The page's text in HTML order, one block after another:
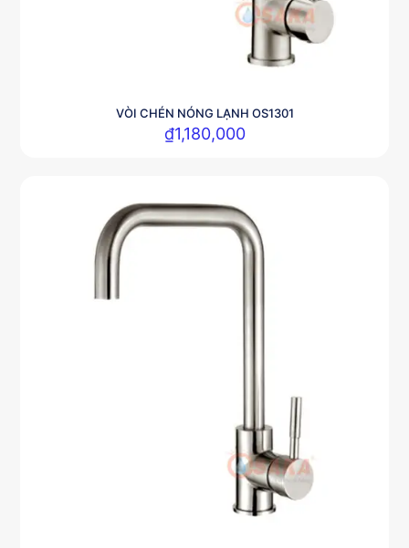
VÒI CHÉN NÓNG LẠNH OS1301
₫1,180,000